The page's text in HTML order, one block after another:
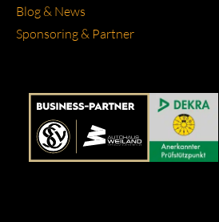
Blog & News
Spon­so­ring & Part­ner